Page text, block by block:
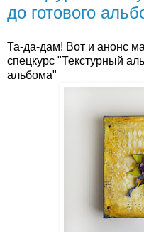
до готового
Та-да-дам! Вот и анонс
спецкурс "Текстурный
альбома"